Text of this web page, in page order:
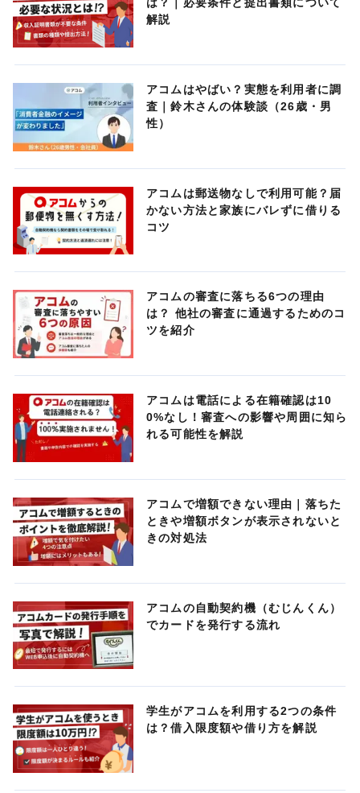
解説
アコムはやばい？実態を利用者に調
査｜鈴木さんの体験談（26歳・男
性）
アコムは郵送物なしで利用可能？届
かない方法と家族にバレずに借りる
コツ
アコムの審査に落ちる6つの理由
は？ 他社の審査に通過するためのコ
ツを紹介
アコムは電話による在籍確認は10
0%なし！審査への影響や周囲に知ら
れる可能性を解説
アコムで増額できない理由｜落ちた
ときや増額ボタンが表示されないと
きの対処法
アコムの自動契約機（むじんくん）
でカードを発行する流れ
学生がアコムを利用する2つの条件
は？借入限度額や借り方を解説